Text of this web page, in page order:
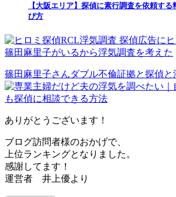
【大阪エリア】探偵に素行調査を依頼す
び方
探偵広告に
篠田麻里子がいるから浮気調査を考えた
篠田麻里子さんダブル不倫証拠と探偵と
ありがとうございます！
ブログ訪問者様のおかげで、
上位ランキングとなりました。
感謝してます！
運営者 井上優より